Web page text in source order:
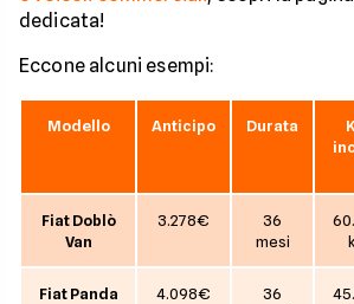
dedicata!
Eccone alcuni esempi:
Modello Anticipo Durata
Fiat Doblò
Van
3.278€
36
mesi
Fiat Panda
4.098€
36